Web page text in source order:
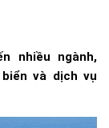
nhiều ngành,
và dịch vụ